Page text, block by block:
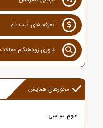
تعرفه های ثبت نام
داوری زودهنگام مقالات
محورهای همایش
علوم سیاسی